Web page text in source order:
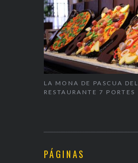
LA MONA DE PASCUA DEL
RESTAURANTE 7 PORTES
PÁGINAS